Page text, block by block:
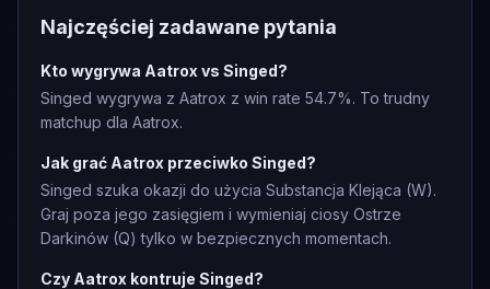
Najczęściej zadawane pytania
Kto wygrywa Aatrox vs Singed?
Singed wygrywa z Aatrox z win rate 54.7%. To trudny
matchup dla Aatrox.
Jak grać Aatrox przeciwko Singed?
Singed szuka okazji do użycia Substancja Klejąca (W).
Graj poza jego zasięgiem i wymieniaj ciosy Ostrze
Darkinów (Q) tylko w bezpiecznych momentach.
Czy Aatrox kontruje Singed?